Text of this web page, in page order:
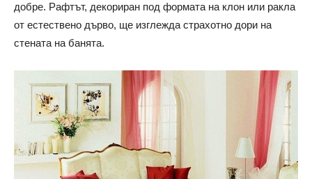
добре. Рафтът, декориран под формата на клон или ракла
от естествено дърво, ще изглежда страхотно дори на
стената на банята.